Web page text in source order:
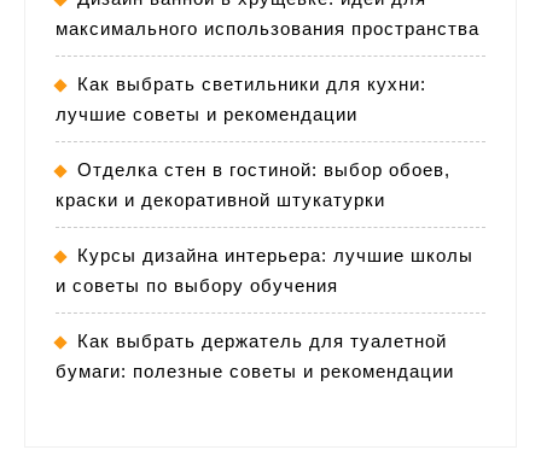
максимального использования пространства
Как выбрать светильники для кухни:
лучшие советы и рекомендации
Отделка стен в гостиной: выбор обоев,
краски и декоративной штукатурки
Курсы дизайна интерьера: лучшие школы
и советы по выбору обучения
Как выбрать держатель для туалетной
бумаги: полезные советы и рекомендации